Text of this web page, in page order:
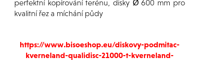
perfektní kopírování terénu, disky Ø 600 mm pro
kvalitní řez a míchání půdy
https://www.bisoeshop.eu/diskovy-podmitac-
kverneland-qualidisc-21000-t-kverneland-